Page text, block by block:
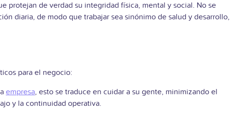
protejan de verdad su integridad física, mental y social. No se
diaria, de modo que trabajar sea sinónimo de salud y desarrollo,
para el negocio:
empresa, esto se traduce en cuidar a su gente, minimizando el
y la continuidad operativa.